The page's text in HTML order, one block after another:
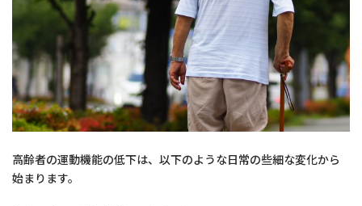
高齢者の運動機能の低下は、以下のような日常の些細な変化から
始まります。